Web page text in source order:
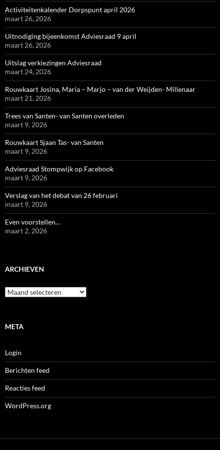
Activiteitenkalender Dorpspunt april 2026
maart 26, 2026
Uitnodiging bijeenkomst Adviesraad 9 april
maart 26, 2026
Uitslag verkiezingen Adviesraad
maart 24, 2026
Rouwkaart Josina, Maria – Marjo – van der Weijden- Millenaar
maart 21, 2026
Trees van Santen- van Santen overleden
maart 9, 2026
Rouwkaart Sjaan Tas- van Santen
maart 9, 2026
Adviesraad Stompwijk op Facebook
maart 9, 2026
Verslag van het debat van 26 februari
maart 9, 2026
Even voorstellen…
maart 2, 2026
ARCHIEVEN
Archieven
META
Login
Berichten feed
Reacties feed
WordPress.org